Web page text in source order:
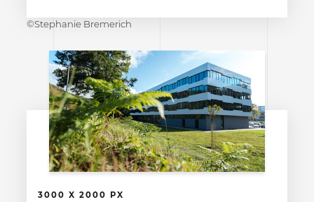
©Stephanie Bremerich
3000 X 2000 PX